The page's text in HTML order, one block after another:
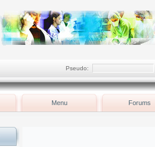
Pseudo:
Menu Forums